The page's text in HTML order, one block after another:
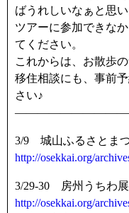
ばうれしいなぁと思い
ツアーに参加できな
てください。
これからは、お散歩
移住相談にも、事前
さい♪
3/9 城山ふるさとま
http://osekkai.org/
3/29-30 房州うちわ
http://osekkai.org/